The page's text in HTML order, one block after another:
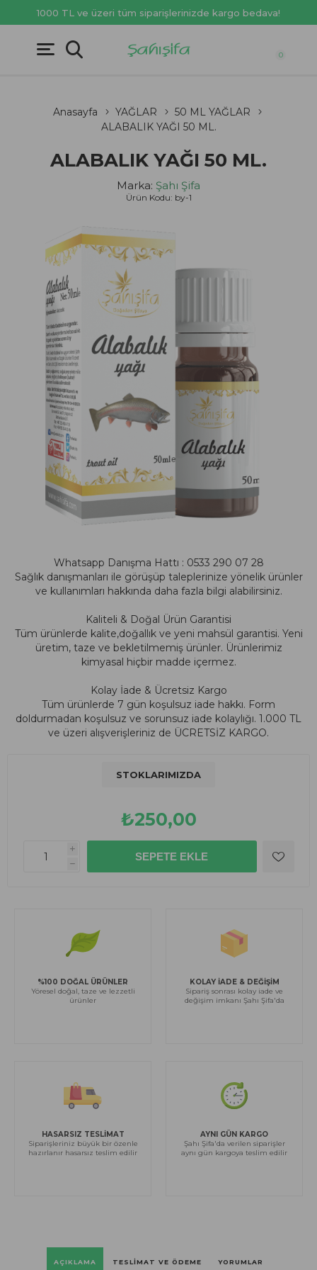
1000 TL ve üzeri tüm siparişlerinizde kargo bedava!
0
Anasayfa YAĞLAR
50 ML YAĞLAR
ALABALIK YAĞI 50 ML.
ALABALIK YAĞI 50 ML.
Marka: Şahı Şifa
Ürün Kodu: by-1
Whatsapp Danışma Hattı : 0533 290 07 28
Sağlık danışmanları ile görüşüp taleplerinize yönelik ürünler
ve kullanımları hakkında daha fazla bilgi alabilirsiniz.
Kaliteli & Doğal Ürün Garantisi
Tüm ürünlerde kalite,doğallık ve yeni mahsül garantisi. Yeni
üretim, taze ve bekletilmemiş ürünler. Ürünlerimiz
kimyasal hiçbir madde içermez.
Kolay İade & Ücretsiz Kargo
Tüm ürünlerde 7 gün koşulsuz iade hakkı. Form
doldurmadan koşulsuz ve sorunsuz iade kolaylığı. 1.000 TL
ve üzeri alışverişleriniz de ÜCRETSİZ KARGO.
STOKLARIMIZDA
₺250,00
i
h
%100 DOĞAL ÜRÜNLER
Yöresel doğal, taze ve lezzetli
ürünler
KOLAY İADE & DEĞİŞİM
Sipariş sonrası kolay iade ve
değişim imkanı Şahı Şifa'da
HASARSIZ TESLİMAT
Siparişleriniz büyük bir özenle
hazırlanır hasarsız teslim edilir
AYNI GÜN KARGO
Şahı Şifa'da verilen siparişler
aynı gün kargoya teslim edilir
AÇIKLAMA TESLIMAT VE ÖDEME YORUMLAR